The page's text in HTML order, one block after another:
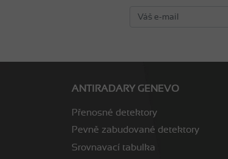
ANTIRADARY GENEVO
Přenosné detektory
Pevně zabudované detektory
Srovnavací tabulka